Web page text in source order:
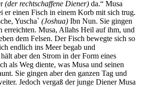
(der rechtschaffene Diener) da.“ Musa
er einen Fisch in einem Korb mit sich trug.
Yuscha` (Joshua) Ibn Nun. Sie gingen
erreichten. Musa, Allahs Heil auf ihm, und
dem Felsen. Der Fisch bewegte sich so
endlich ins Meer begab und
aber den Strom in der Form eines
als Weg diente, was Musa und seinen
Sie gingen aber den ganzen Tag und
Jedoch vergaß der junge Diener Musa